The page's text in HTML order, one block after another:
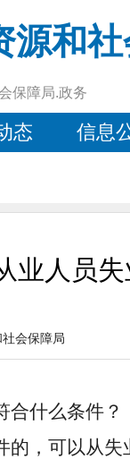
源和
保障局.政务
态 信息
业人员
会保障局
合什么条件？
的，可以从